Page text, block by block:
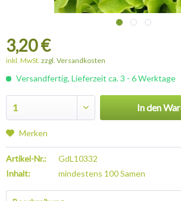
3,20 €
inkl. MwSt. zzgl. Versandkosten
Versandfertig, Lieferzeit ca. 3 - 6 Werktage
In den
Merken
Artikel-Nr.:
GdL10332
Inhalt:
mindestens 100 Samen